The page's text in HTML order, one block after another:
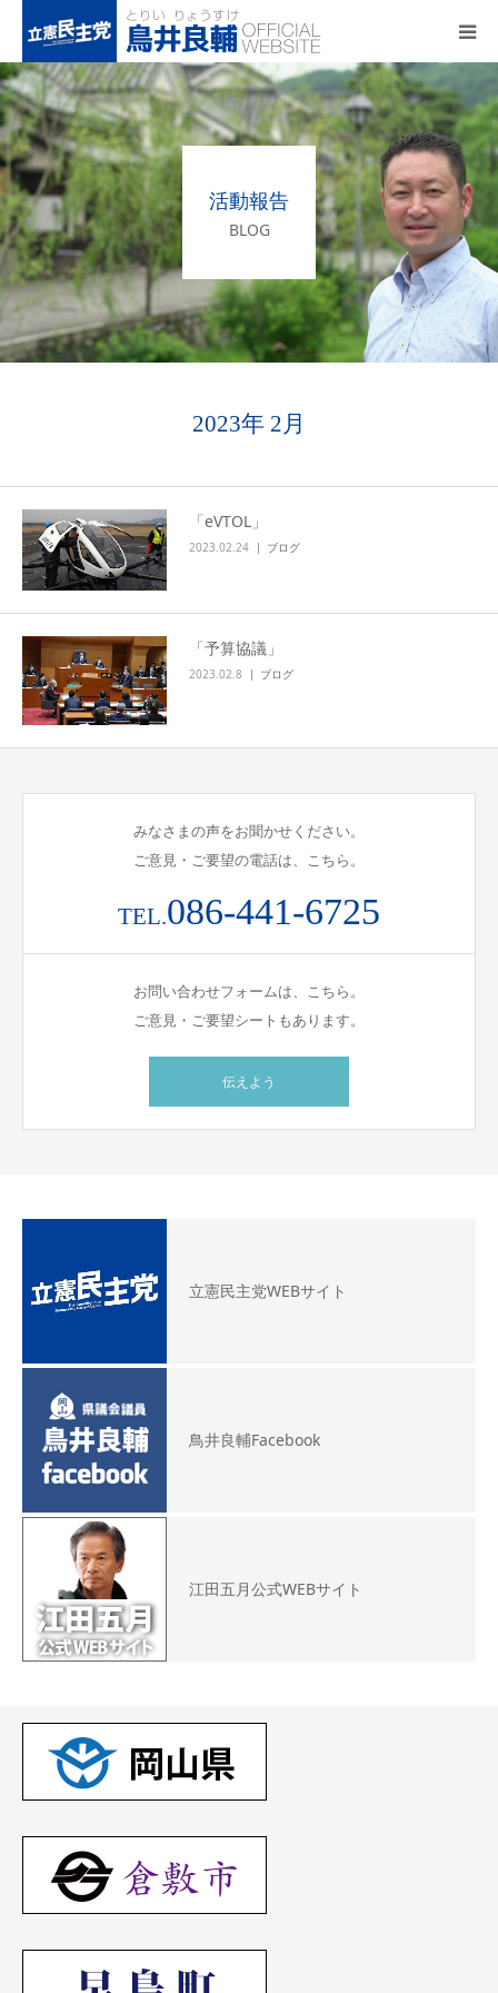
活動報告
BLOG
2023年 2月
「eVTOL」
2023.02.24 ブログ
「予算協議」
2023.02.8 ブログ
みなさまの声をお聞かせください。
ご意見・ご要望の電話は、こちら。
TEL.086-441-6725
お問い合わせフォームは、こちら。
ご意見・ご要望シートもあります。
伝えよう
立憲民主党WEBサイト
鳥井良輔Facebook
江田五月公式WEBサイト
トップページ
基本政策
プロフィール
事務所アクセス
活動報告